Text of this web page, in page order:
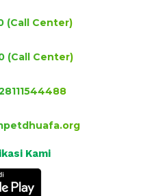
(Call Center)
(Call Center)
Kami